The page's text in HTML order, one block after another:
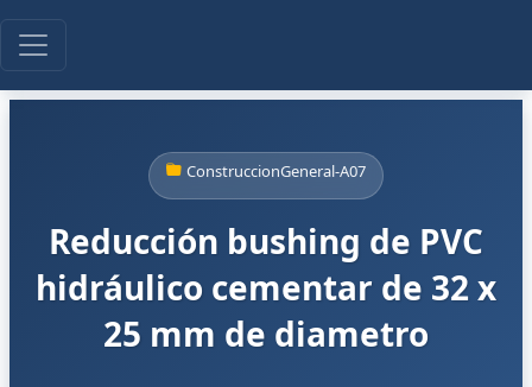
ConstruccionGeneral-A07
Reducción bushing de PVC
hidráulico cementar de 32 x
25 mm de diametro